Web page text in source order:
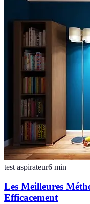
test aspirateur6 min
Les Meilleures
Efficacement